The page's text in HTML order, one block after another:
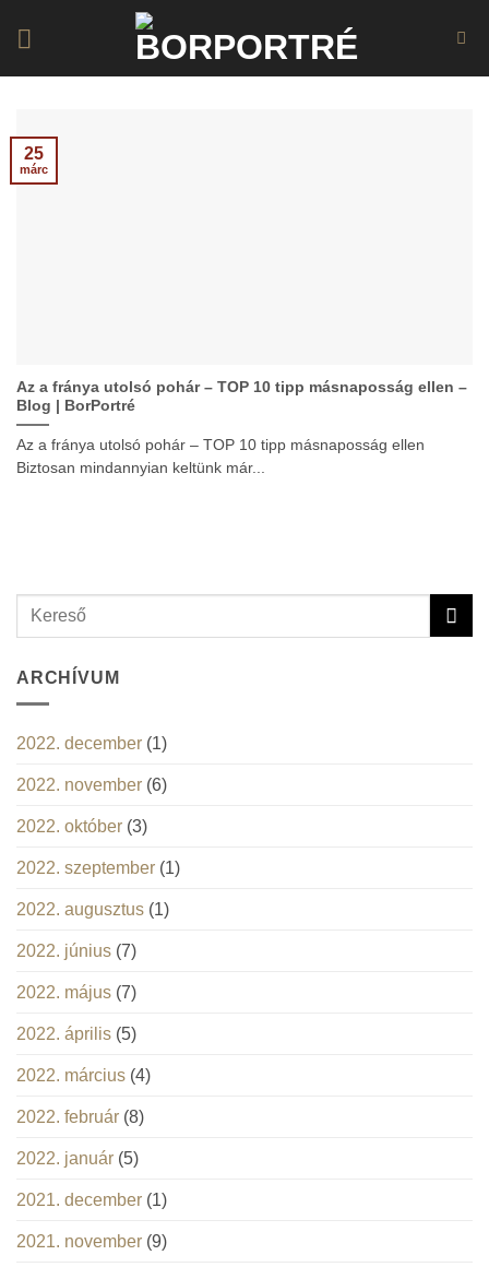
Az a fránya utolsó pohár – TOP 10 tipp másnaposság ellen –
Blog | BorPortré
Az a fránya utolsó pohár – TOP 10 tipp másnaposság ellen
Biztosan mindannyian keltünk már...
25
márc
ARCHÍVUM
2022. december (1)
2022. november (6)
2022. október (3)
2022. szeptember (1)
2022. augusztus (1)
2022. június (7)
2022. május (7)
2022. április (5)
2022. március (4)
2022. február (8)
2022. január (5)
2021. december (1)
2021. november (9)